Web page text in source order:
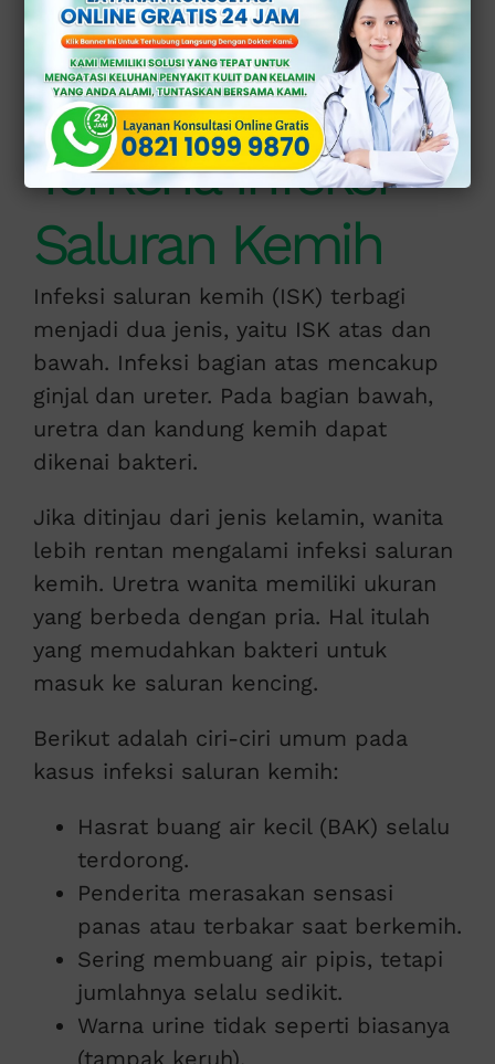
Ciri-Ciri yang
Anda Miliki jika
Terkena Infeksi
Saluran Kemih
Infeksi saluran kemih (ISK) terbagi
menjadi dua jenis, yaitu ISK atas dan
bawah. Infeksi bagian atas mencakup
ginjal dan ureter. Pada bagian bawah,
uretra dan kandung kemih dapat
dikenai bakteri.
Jika ditinjau dari jenis kelamin, wanita
lebih rentan mengalami infeksi saluran
kemih. Uretra wanita memiliki ukuran
yang berbeda dengan pria. Hal itulah
yang memudahkan bakteri untuk
masuk ke saluran kencing.
Berikut adalah ciri-ciri umum pada
kasus infeksi saluran kemih:
Hasrat buang air kecil (BAK) selalu
terdorong.
Penderita merasakan sensasi
panas atau terbakar saat berkemih.
Sering membuang air pipis, tetapi
jumlahnya selalu sedikit.
Warna urine tidak seperti biasanya
(tampak keruh).